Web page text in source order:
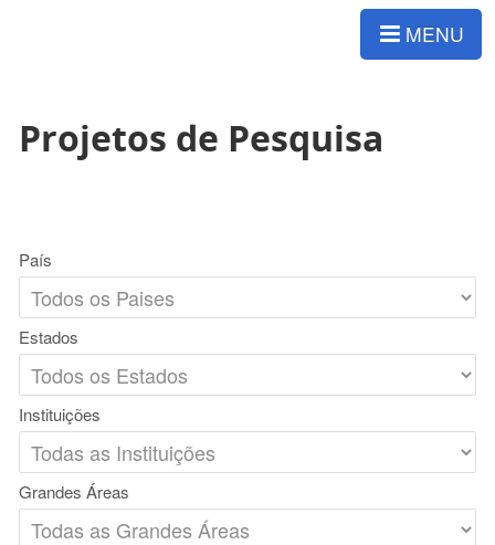
MENU
Projetos de Pesquisa
País
Estados
Instituições
Grandes Áreas